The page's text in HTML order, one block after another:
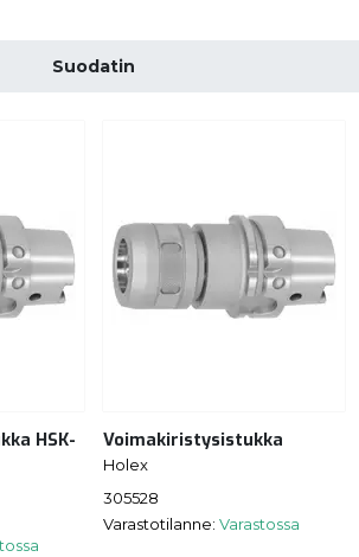
Suodatin
HSK-
Voimakiristysistukka
Holex
305528
Varastotilanne: Varastossa